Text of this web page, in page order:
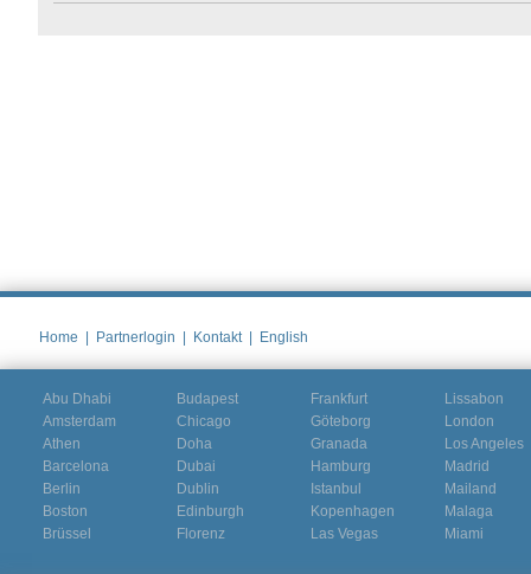
Home Partnerlogin Kontakt English
Abu Dhabi
Amsterdam
Athen
Barcelona
Berlin
Boston
Brüssel
Budapest
Chicago
Doha
Dubai
Dublin
Edinburgh
Florenz
Frankfurt
Göteborg
Granada
Hamburg
Istanbul
Kopenhagen
Las Vegas
Lissabon
London
Los Angeles
Madrid
Mailand
Malaga
Miami